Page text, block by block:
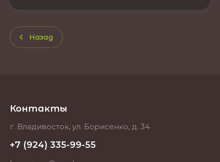
Назад
Контакты
г. Владивосток, ул. Борисенко, д. 34
+7 (924) 335-99-55